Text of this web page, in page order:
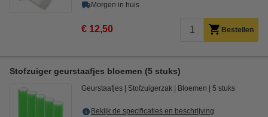
Morgen in huis
€ 12,50 Bestellen
Stofzuiger geurstaafjes bloemen (5 stuks)
Geurstaafjes Stofzuigerzak Bloemen 5 stuks
Bekijk de specificaties en beschrijving